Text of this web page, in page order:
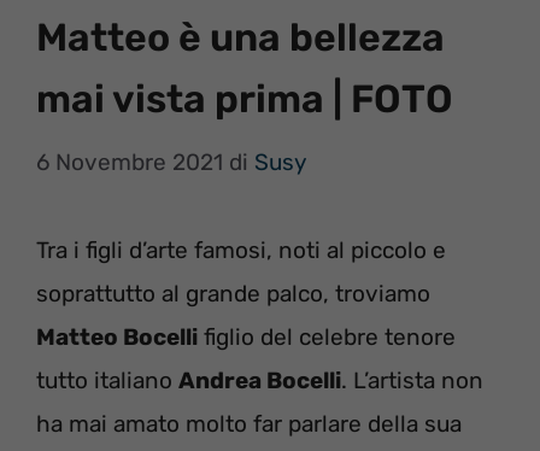
Matteo è una bellezza
mai vista prima | FOTO
6 Novembre 2021 di Susy
Tra i figli d’arte famosi, noti al piccolo e
soprattutto al grande palco, troviamo
Matteo Bocelli figlio del celebre tenore
tutto italiano Andrea Bocelli. L’artista non
ha mai amato molto far parlare della sua